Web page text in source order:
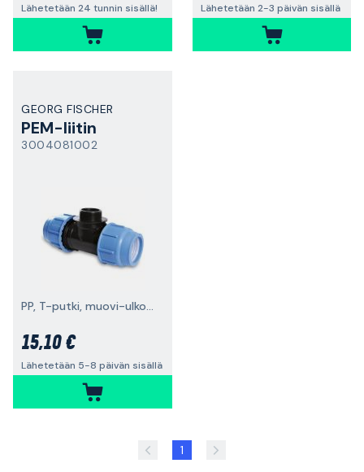
Lähetetään 24 tunnin sisällä! Lähetetään 2-3 päivän sisällä
GEORG FISCHER
PEM-liitin
3004081002
PP, T-putki, muovi-ulkokierre-muovi
15,10 €
Lähetetään 5-8 päivän sisällä
1